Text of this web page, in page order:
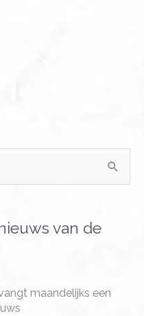
van de
maandelijks een